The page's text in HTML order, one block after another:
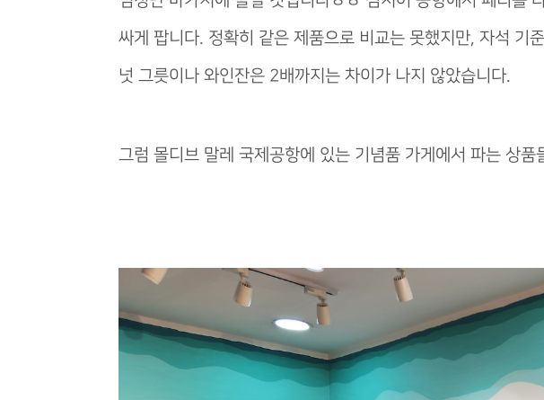
싸게 팝니다. 정확히 같은 제품으로 비교는 못했지만, 자석 기
넛 그릇이나 와인잔은 2배까지는 차이가 나지 않았습니다.
그럼 몰디브 말레 국제공항에 있는 기념품 가게에서 파는 상품